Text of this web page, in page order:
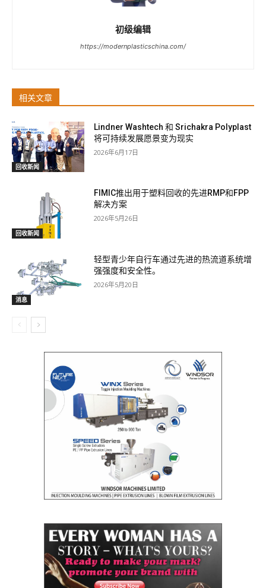
初级编辑
https://modernplasticschina.com/
相关文章
回收新闻
Lindner Washtech 和 Srichakra Polyplast
将可持续发展愿景变为现实
2026年6月17日
回收新闻
FIMIC推出用于塑料回收的先进RMP和FPP
解决方案
2026年5月26日
消息
轻型青少年自行车通过先进的热流道系统增
强强度和安全性。
2026年5月20日